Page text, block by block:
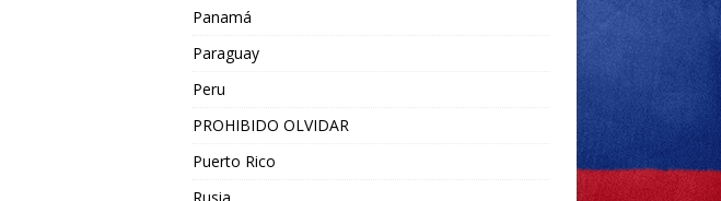
Panamá
Paraguay
Peru
PROHIBIDO OLVIDAR
Puerto Rico